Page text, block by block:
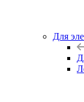
Для